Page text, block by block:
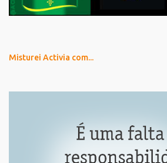
Misturei Activia com...